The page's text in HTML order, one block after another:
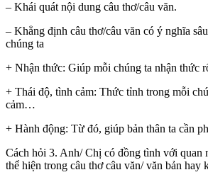
– Khái quát nội dung câu thơ/câu văn.
– Khẳng định câu thơ/câu văn có ý nghĩa
chúng ta
+ Nhận thức: Giúp mỗi chúng ta nhận thức
+ Thái độ, tình cảm: Thức tỉnh trong mỗi
cảm…
+ Hành động: Từ đó, giúp bản thân ta cần
Cách hỏi 3. Anh/ Chị có đồng tình với quan
thể hiện trong câu thơ câu văn/ văn bản hay